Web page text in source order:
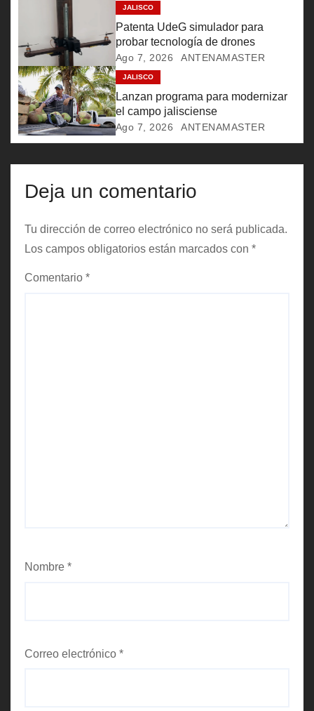
e
n
t
r
a
d
a
s
JALISCO
Patenta UdeG simulador para
probar tecnología de drones
Ago 7, 2026 ANTENAMASTER
JALISCO
Lanzan programa para modernizar
el campo jalisciense
Ago 7, 2026 ANTENAMASTER
Deja un comentario
Tu dirección de correo electrónico no será publicada.
Los campos obligatorios están marcados con *
Comentario *
Nombre *
Correo electrónico *